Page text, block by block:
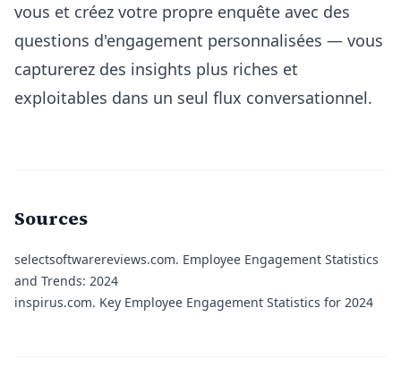
vous et créez votre propre enquête avec des
questions d'engagement personnalisées — vous
capturerez des insights plus riches et
exploitables dans un seul flux conversationnel.
Sources
selectsoftwarereviews.com. Employee Engagement Statistics
and Trends: 2024
inspirus.com. Key Employee Engagement Statistics for 2024